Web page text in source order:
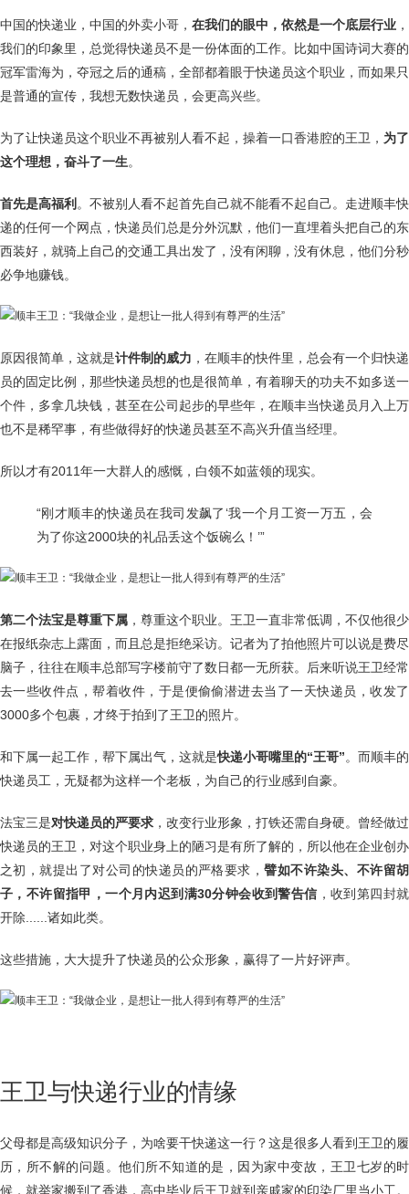
中国的快递业，中国的外卖小哥， 在我们的眼中，依然是一个底层行业 ，
我们的印象里，总觉得快递员不是一份体面的工作。比如中国诗词大赛的
冠军雷海为，夺冠之后的通稿，全部都着眼于快递员这个职业，而如果只
是普通的宣传，我想无数快递员，会更高兴些。
为了让快递员这个职业不再被别人看不起，操着一口香港腔的王卫， 为了
这个理想，奋斗了一生。
首先是高福利 。不被别人看不起首先自己就不能看不起自己。走进顺丰快
递的任何一个网点，快递员们总是分外沉默，他们一直埋着头把自己的东
西装好，就骑上自己的交通工具出发了，没有闲聊，没有休息，他们分秒
必争地赚钱。
原因很简单，这就是计件制的威力 ，在顺丰的快件里，总会有一个归快递
员的固定比例，那些快递员想的也是很简单，有着聊天的功夫不如多送一
个件，多拿几块钱，甚至在公司起步的早些年，在顺丰当快递员月入上万
也不是稀罕事，有些做得好的快递员甚至不高兴升值当经理。
所以才有2011年一大群人的感慨，白领不如蓝领的现实。
“刚才顺丰的快递员在我司发飙了‘我一个月工资一万五，会
为了你这2000块的礼品丢这个饭碗么！’”
第二个法宝是尊重下属 ，尊重这个职业。王卫一直非常低调，不仅他很少
在报纸杂志上露面，而且总是拒绝采访。记者为了拍他照片可以说是费尽
脑子，往往在顺丰总部写字楼前守了数日都一无所获。后来听说王卫经常
去一些收件点，帮着收件，于是便偷偷潜进去当了一天快递员，收发了
3000多个包裹，才终于拍到了王卫的照片。
和下属一起工作，帮下属出气，这就是快递小哥嘴里的“王哥”。而顺丰的
快递员工，无疑都为这样一个老板，为自己的行业感到自豪。
法宝三是对快递员的严要求 ，改变行业形象，打铁还需自身硬。曾经做过
快递员的王卫，对这个职业身上的陋习是有所了解的，所以他在企业创办
之初，就提出了对公司的快递员的严格要求，譬如不许染头、不许留胡
子，不许留指甲，一个月内迟到满30分钟会收到警告信 ，收到第四封就
开除......诸如此类。
这些措施，大大提升了快递员的公众形象，赢得了一片好评声。
王卫与快递行业的情缘
父母都是高级知识分子，为啥要干快递这一行？这是很多人看到王卫的履
历，所不解的问题。他们所不知道的是，因为家中变故，王卫七岁的时
候，就举家搬到了香港，高中毕业后王卫就到亲戚家的印染厂里当小工。